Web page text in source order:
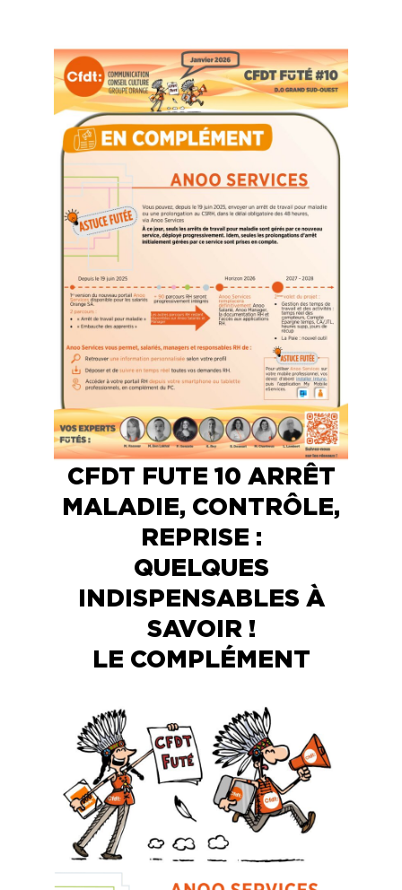
CFDT FUTE 10 ARRÊT
MALADIE, CONTRÔLE,
REPRISE :
QUELQUES
INDISPENSABLES À
SAVOIR !
LE COMPLÉMENT